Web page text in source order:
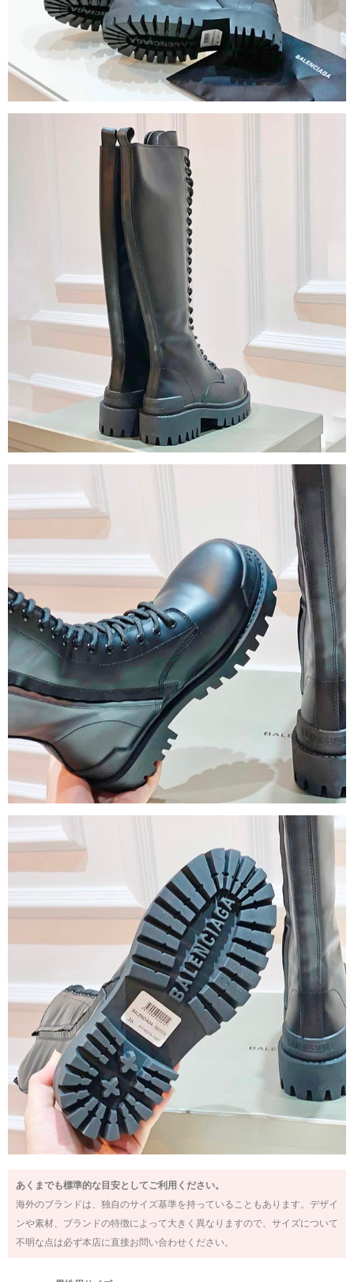
あくまでも標準的な目安としてご利用ください。
海外のブランドは、独自のサイズ基準を持っていることもあります。デザイ
ンや素材、ブランドの特徴によって大きく異なりますので、サイズについて
不明な点は必ず本店に直接お問い合わせください。